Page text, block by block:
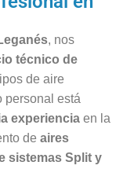
, nos
técnico de
de aire
personal está
experiencia en la
de aires
sistemas Split y